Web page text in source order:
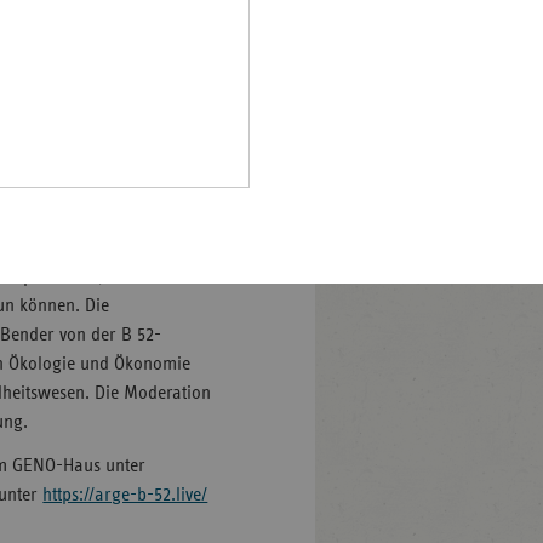
wie
Dominik Alscher,
und Dr. Jörg
Akteure aus der
können. Die
von der B 52-
Ökologie und Ökonomie
Die Moderation
GENO-Haus unter
https://arge-b-52.live/